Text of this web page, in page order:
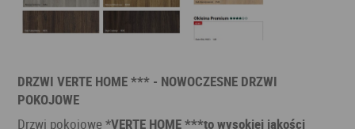
DRZWI VERTE HOME *** - NOWOCZESNE DRZWI
POKOJOWE
Drzwi pokojowe *VERTE HOME ***to wysokiej jakości